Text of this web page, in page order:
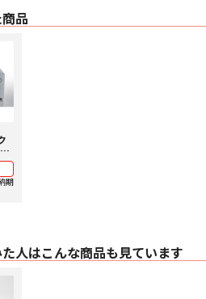
品
お
期
人はこんな商品も見ています